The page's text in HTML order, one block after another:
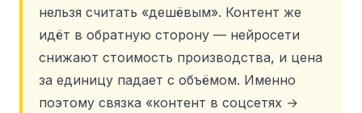
нельзя считать «дешёвым». Контент же
идёт в обратную сторону — нейросети
снижают стоимость производства, и цена
за единицу падает с объёмом. Именно
поэтому связка «контент в соцсетях →